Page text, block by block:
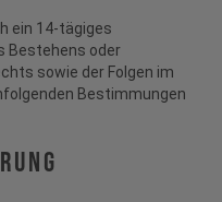
ein 14-tägiges
Bestehens oder
sowie der Folgen im
Bestimmungen